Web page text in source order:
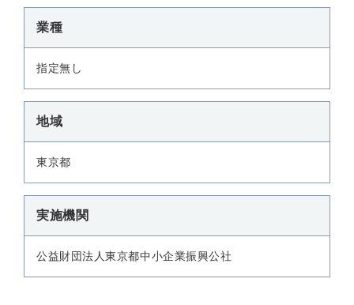
業種
指定無し
地域
東京都
実施機関
公益財団法人東京都中小企業振興公社